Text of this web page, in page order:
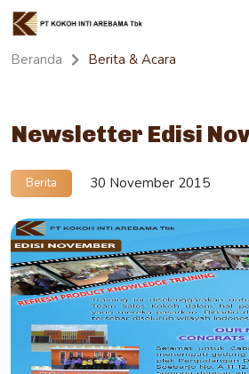
Beranda Berita & Acara
Newsletter Edisi
Berita 30 November 2015